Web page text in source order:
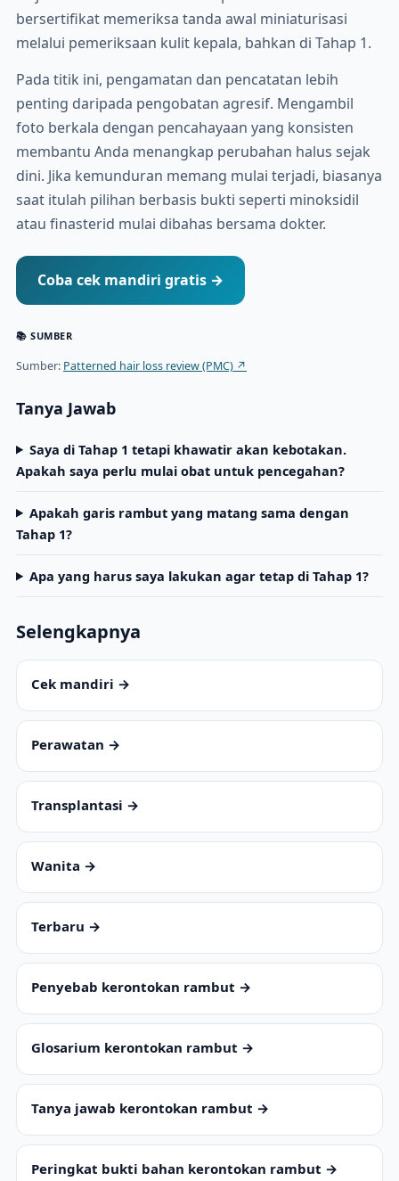
bersertifikat memeriksa tanda awal miniaturisasi
melalui pemeriksaan kulit kepala, bahkan di Tahap 1.
Pada titik ini, pengamatan dan pencatatan lebih
penting daripada pengobatan agresif. Mengambil
foto berkala dengan pencahayaan yang konsisten
membantu Anda menangkap perubahan halus sejak
dini. Jika kemunduran memang mulai terjadi, biasanya
saat itulah pilihan berbasis bukti seperti minoksidil
atau finasterid mulai dibahas bersama dokter.
Coba cek mandiri gratis →
📚 SUMBER
Sumber: Patterned hair loss review (PMC) ↗
Tanya Jawab
Saya di Tahap 1 tetapi khawatir akan kebotakan.
Apakah saya perlu mulai obat untuk pencegahan?
Apakah garis rambut yang matang sama dengan
Tahap 1?
Apa yang harus saya lakukan agar tetap di Tahap 1?
Selengkapnya
Cek mandiri →
Perawatan →
Transplantasi →
Wanita →
Terbaru →
Penyebab kerontokan rambut →
Glosarium kerontokan rambut →
Tanya jawab kerontokan rambut →
Peringkat bukti bahan kerontokan rambut →